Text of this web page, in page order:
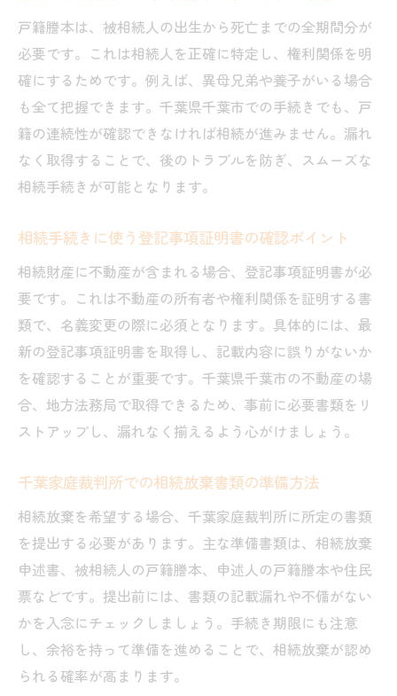
戸籍謄本の取得方法をわかりやすく紹介
相続に必要な戸籍謄本の取得手順を解説
出生から死亡までの戸籍謄本の集め方のポ
イント
自分の戸籍謄本を請求する具体的な方法
郵送で戸籍謄本を依頼する際の注意事項
専門家に戸籍取得を依頼するメリット
家庭裁判所での相続放棄書類の準備方法
相続放棄のために必要な書類と申立て手順
千葉家庭裁判所で使える相続放棄書式例の
活用術
相続放棄書類を郵送で提出する際のポイン
ト
窓口での相続放棄手続き時の注意事項
相続放棄にあたっての必要情報整理方法
相続放棄に関する無料相談の活用メリット
登記申請書の作成手順とポイントまとめ
相続登記申請書を作成するための基本知識
千葉地方法務局に提出する登記申請書の記
載例
登記申請で必要となる相続関連書類の確認
登記相談を活用した申請書作成の流れ
戸籍謄本は、被相続人の出生から死亡までの全期間分が
必要です。これは相続人を正確に特定し、権利関係を明
確にするためです。例えば、異母兄弟や養子がいる場合
も全て把握できます。千葉県千葉市での手続きでも、戸
籍の連続性が確認できなければ相続が進みません。漏れ
なく取得することで、後のトラブルを防ぎ、スムーズな
相続手続きが可能となります。
相続手続きに使う登記事項証明書の確認ポイント
相続財産に不動産が含まれる場合、登記事項証明書が必
要です。これは不動産の所有者や権利関係を証明する書
類で、名義変更の際に必須となります。具体的には、最
新の登記事項証明書を取得し、記載内容に誤りがないか
を確認することが重要です。千葉県千葉市の不動産の場
合、地方法務局で取得できるため、事前に必要書類をリ
ストアップし、漏れなく揃えるよう心がけましょう。
千葉家庭裁判所での相続放棄書類の準備方法
相続放棄を希望する場合、千葉家庭裁判所に所定の書類
を提出する必要があります。主な準備書類は、相続放棄
申述書、被相続人の戸籍謄本、申述人の戸籍謄本や住民
票などです。提出前には、書類の記載漏れや不備がない
かを入念にチェックしましょう。手続き期限にも注意
し、余裕を持って準備を進めることで、相続放棄が認め
られる確率が高まります。